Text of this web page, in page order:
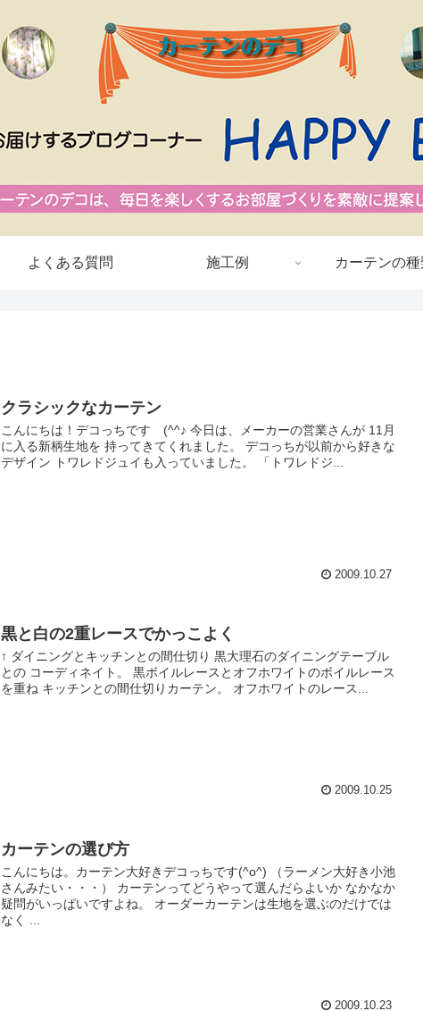
よくある質問 施工例 カーテンの
クラシックなカーテン
こんにちは！デコっちです (^^♪ 今日は、メーカーの営業さんが 11月
に入る新柄生地を 持ってきてくれました。 デコっちが以前から好きな
デザイン トワレドジュイも入っていました。 「トワレドジ...
2009.10.27
黒と白の2重レースでかっこよく
↑ ダイニングとキッチンとの間仕切り 黒大理石のダイニングテーブル
との コーディネイト。 黒ボイルレースとオフホワイトのボイルレース
を重ね キッチンとの間仕切りカーテン。 オフホワイトのレース...
2009.10.25
カーテンの選び方
こんにちは。カーテン大好きデコっちです(^o^) （ラーメン大好き小池
さんみたい・・・） カーテンってどうやって選んだらよいか なかなか
疑問がいっぱいですよね。 オーダーカーテンは生地を選ぶのだけでは
なく ...
2009.10.23